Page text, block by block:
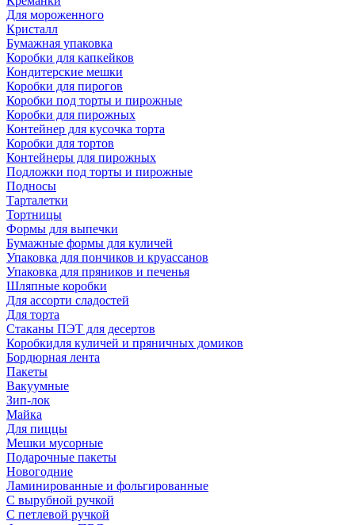
Для мороженного
Кристалл
Бумажная упаковка
Коробки для капкейков
Кондитерские мешки
Коробки для пирогов
Коробки под торты и пирожные
Коробки для пирожных
Контейнер для кусочка торта
Коробки для тортов
Контейнеры для пирожных
Подложки под торты и пирожные
Подносы
Тарталетки
Тортницы
Формы для выпечки
Бумажные формы для куличей
Упаковка для пончиков и круассанов
Упаковка для пряников и печенья
Шляпные коробки
Для ассорти сладостей
Для торта
Стаканы ПЭТ для десертов
Коробкидля куличей и пряничных домиков
Бордюрная лента
Пакеты
Вакуумные
Зип-лок
Майка
Для пиццы
Мешки мусорные
Подарочные пакеты
Новогодние
Ламинированные и фольгированные
С вырубной ручкой
С петлевой ручкой